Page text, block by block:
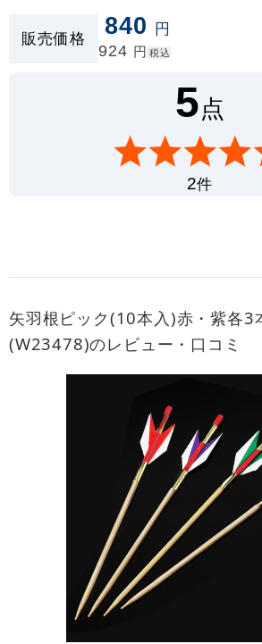
販売価格 840 円
924 円 税込
5点
2件
矢羽根ピック(10本入)赤・紫各3
(W23478)のレビュー・口コミ